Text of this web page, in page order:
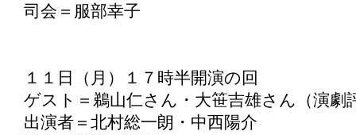
司会＝服部幸子
１１日（月）１７時半開演の回
ゲスト＝鵜山仁さん・大笹吉雄さん（演劇
出演者＝北村総一朗・中西陽介